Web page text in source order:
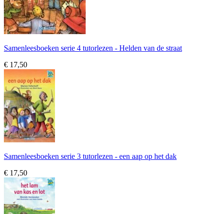
Samenleesboeken serie 4 tutorlezen - Helden van de straat
€ 17,50
Samenleesboeken serie 3 tutorlezen - een aap op het dak
€ 17,50